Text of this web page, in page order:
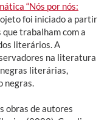
“Nós por nós:
foi iniciado a partir
que trabalham com a
literários. A
na literatura
literárias,
negras.
obras de autores